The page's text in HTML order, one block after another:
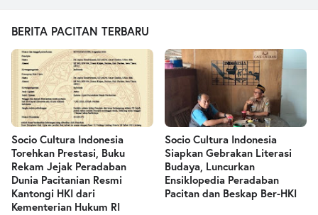
BERITA PACITAN TERBARU
Socio Cultura Indonesia
Torehkan Prestasi, Buku
Rekam Jejak Peradaban
Dunia Pacitanian Resmi
Kantongi HKI dari
Kementerian Hukum RI
Socio Cultura Indonesia
Siapkan Gebrakan Literasi
Budaya, Luncurkan
Ensiklopedia Peradaban
Pacitan dan Beskap Ber-HKI